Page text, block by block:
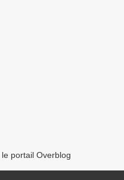
portail Overblog